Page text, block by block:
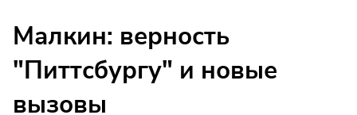
Малкин: верность
"Питтсбургу" и новые
вызовы